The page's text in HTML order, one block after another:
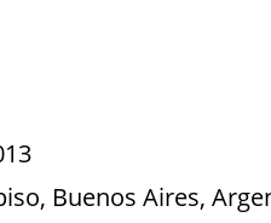
Buenos Aires,